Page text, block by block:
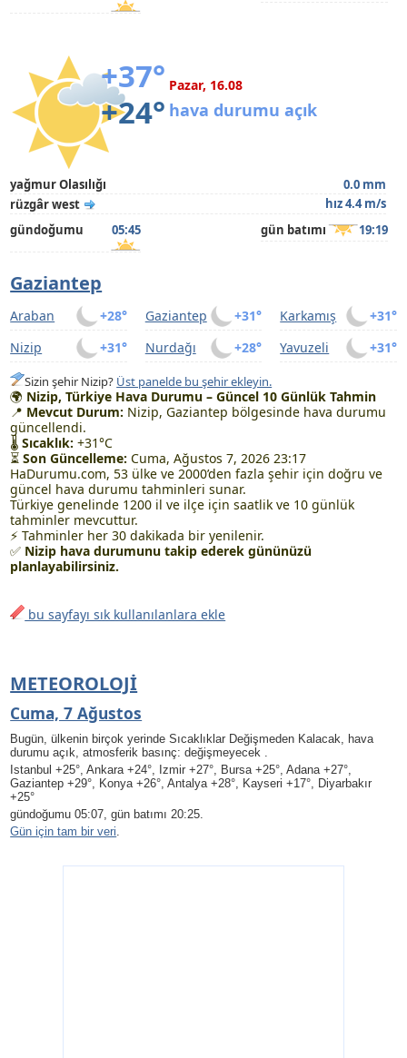
+37°
+24°
Pazar, 16.08
hava durumu açık
yağmur Olasılığı
0.0 mm
rüzgâr west
hız 4.4 m/s
gündoğumu
05:45 gün batımı 19:19
Gaziantep
+28°
Araban +31°
Gaziantep +31°
Karkamış
+31°
Nizip +28°
Nurdağı +31°
Yavuzeli
Sizin şehir Nizip? Üst panelde bu şehir ekleyin.
🌍 Nizip, Türkiye Hava Durumu – Güncel 10 Günlük Tahmin
📍 Mevcut Durum: Nizip, Gaziantep bölgesinde hava durumu
güncellendi.
🌡Sıcaklık: +31°C
⏳Son Güncelleme: Cuma, Ağustos 7, 2026 23:17
HaDurumu.com, 53 ülke ve 2000’den fazla şehir için doğru ve
güncel hava durumu tahminleri sunar.
Türkiye genelinde 1200 il ve ilçe için saatlik ve 10 günlük
tahminler mevcuttur.
⚡ Tahminler her 30 dakikada bir yenilenir.
✅ Nizip hava durumunu takip ederek gününüzü
planlayabilirsiniz.
bu sayfayı sık kullanılanlara ekle
METEOROLOJI
Cuma, 7 Ağustos
Bugün, ülkenin birçok yerinde Sıcaklıklar Değişmeden Kalacak, hava
durumu açık, atmosferik basınç: değişmeyecek .
Istanbul +25°, Ankara +24°, Izmir +27°, Bursa +25°, Adana +27°,
Gaziantep +29°, Konya +26°, Antalya +28°, Kayseri +17°, Diyarbakır
+25°
gündoğumu 05:07, gün batımı 20:25.
Gün için tam bir veri.